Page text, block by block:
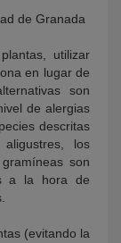
de Granada
utilizar
en lugar de
son
de alergias
descritas
los
son
a la hora de
(evitando la